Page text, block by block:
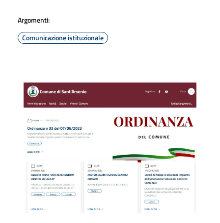
Argomenti:
Comunicazione istituzionale